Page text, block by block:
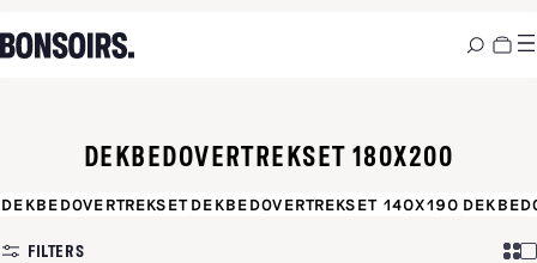
DEKBEDOVERTREKSET 180X200
DEKBEDOVERTREKSETDEKBEDOVERTREKSET 140X190
FILTERS